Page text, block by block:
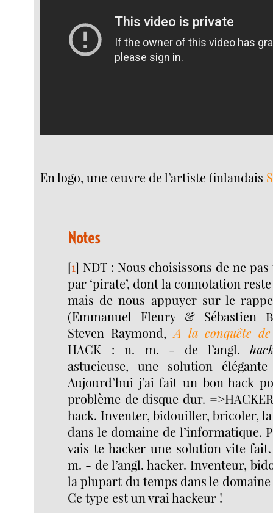
En logo, une œuvre de l’artiste finlandais
Notes
[1] NDT : Nous choisissons de ne
par ‘pirate’, dont la connotation
mais de nous appuyer sur le
(Emmanuel Fleury & Sébastien
Steven Raymond,A la conquête
HACK : n. m. - de l’angl.
astucieuse, une solution
Aujourd’hui j’ai fait un bon hack
problème de disque dur.
hack. Inventer, bidouiller, bricoler,
dans le domaine de l’informatique.
vais te hacker une solution vite
m. - de l’angl. hacker. Inventeur,
la plupart du temps dans le
Ce type est un vrai hackeur !